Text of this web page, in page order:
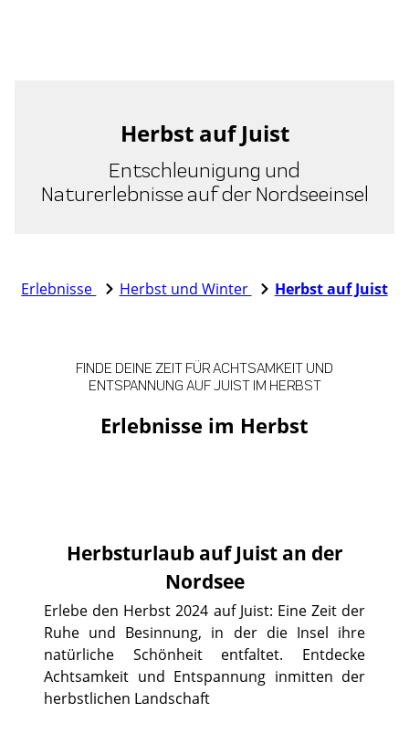
Herbst auf Juist
Entschleunigung und
Naturerlebnisse auf der Nordseeinsel
Erlebnisse Herbst und Winter Herbst auf Juist
Erlebnisse im Herbst
FINDE DEINE ZEIT FÜR ACHTSAMKEIT UND
ENTSPANNUNG AUF JUIST IM HERBST
Herbsturlaub auf Juist an der
Nordsee
Erlebe den Herbst 2024 auf Juist: Eine Zeit der
Ruhe und Besinnung, in der die Insel ihre
natürliche Schönheit entfaltet. Entdecke
Achtsamkeit und Entspannung inmitten der
herbstlichen Landschaft